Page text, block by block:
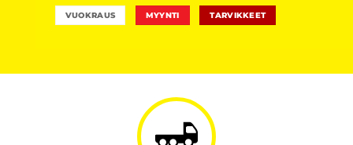
VUOKRAUS MYYNTI TARVIKKEET